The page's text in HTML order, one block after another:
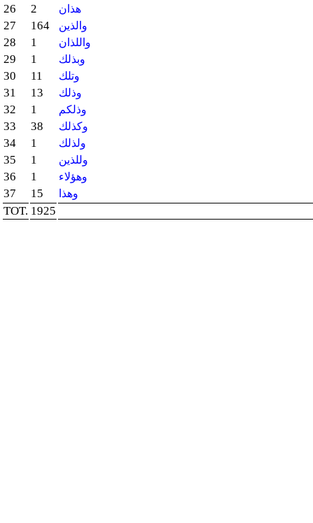
26 2 هذان
27 164 والذين
28 1 واللذان
29 1 وبذلك
30 11 وتلك
31 13 وذلك
32 1 وذلكم
33 38 وكذلك
34 1 ولذلك
35 1 وللذين
36 1 وهؤلاء
37 15 وهذا
TOT. 1925